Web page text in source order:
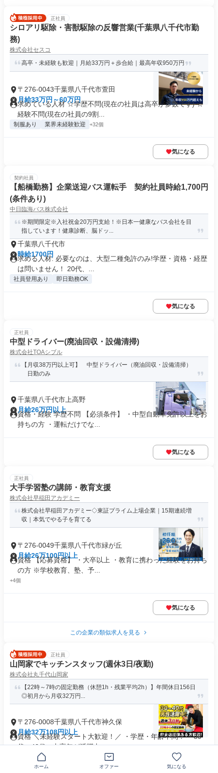
正社員
シロアリ駆除・害獣駆除の反響営業(千葉県八千代市勤
務)
株式会社セスコ
高卒・未経験も歓迎｜月給33万円＋歩合給｜最高年収950万円
〒276-0043千葉県八千代市萱田
月給33万円～60万円
求めている人材 ☆学歴不問(現在の社員は高卒が多数です) ☆
経験不問(現在の社員の9割...
制服あり 業界未経験歓迎 +32個
気になる
契約社員
【船橋勤務】企業送迎バス運転手 契約社員時給1,700円
(条件あり)
中日臨海バス株式会社
※期間限定※入社祝金20万円支給！※日本一健康なバス会社を目
指しています！健康診断、脳ドッ...
千葉県八千代市
時給1700円
求める人材: 必要なのは、大型二種免許のみ!学歴・資格・経歴
は問いません！ 20代、...
社員登用あり 即日勤務OK
気になる
正社員
中型ドライバー(廃油回収・設備清掃)
株式会社TOAシブル
【月収38万円以上可】 中型ドライバー（廃油回収・設備清掃）
日勤のみ
千葉県八千代市上高野
月給26万円以上
資格・経験 学歴不問 【必須条件】 ・中型自動車免許以上をお
持ちの方 ・運転だけでな...
気になる
正社員
大手学習塾の講師・教育支援
株式会社早稲田アカデミー
株式会社早稲田アカデミー◇東証プライム上場企業｜15期連続増
収｜本気でやる子を育てる
〒276-0049千葉県八千代市緑が丘
月給26万100円以上
資格 【応募資格】 ・大卒以上 ・教育に携わった経験をお持ち
の方 ※学校教育、塾、予...
+4個
気になる
この企業の類似求人を見る
正社員
山岡家でキッチンスタッフ(週休3日/夜勤)
株式会社丸千代山岡家
【22時～7時の固定勤務（休憩1h・残業平均2h）】年間休日156日
◎初月から月収32万円...
〒276-0008千葉県八千代市神久保
月給32万108円以上
資格 ＼未経験スタート大歓迎！／ ・学歴・年齢不問！ ・30
代・40代・中高年が活躍中...
業界未経験歓迎
ホーム オファー 気になる